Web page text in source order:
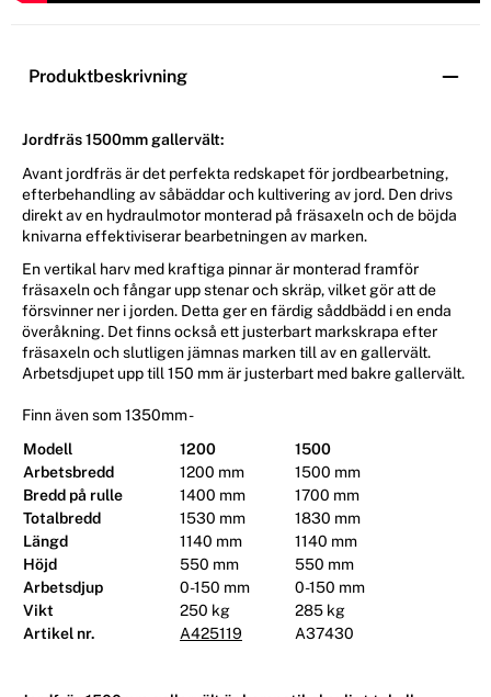
Produktbeskrivning
Jordfräs 1500mm gallervält:
Avant jordfräs är det perfekta redskapet för jordbearbetning,
efterbehandling av såbäddar och kultivering av jord. Den drivs
direkt av en hydraulmotor monterad på fräsaxeln och de böjda
knivarna effektiviserar bearbetningen av marken.
En vertikal harv med kraftiga pinnar är monterad framför
fräsaxeln och fångar upp stenar och skräp, vilket gör att de
försvinner ner i jorden. Detta ger en färdig såddbädd i en enda
överåkning. Det finns också ett justerbart markskrapa efter
fräsaxeln och slutligen jämnas marken till av en gallervält.
Arbetsdjupet upp till 150 mm är justerbart med bakre gallervält.
Finn även som 1350mm -
Modell
1200
1500
Arbetsbredd
1200 mm
1500 mm
Bredd på rulle
1400 mm
1700 mm
Totalbredd
1530 mm
1830 mm
Längd
1140 mm
1140 mm
Höjd
550 mm
550 mm
Arbetsdjup
0-150 mm
0-150 mm
Vikt
250 kg
285 kg
Artikel nr.
A425119 A37430